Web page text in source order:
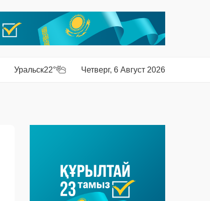
Уральск22° Четверг, 6 Август 2026